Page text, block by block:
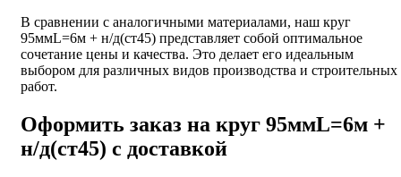
В сравнении с аналогичными материалами, наш круг
95ммL=6м + н/д(ст45) представляет собой оптимальное
сочетание цены и качества. Это делает его идеальным
выбором для различных видов производства и строительных
работ.
Оформить заказ на круг 95ммL=6м +
н/д(ст45) с доставкой